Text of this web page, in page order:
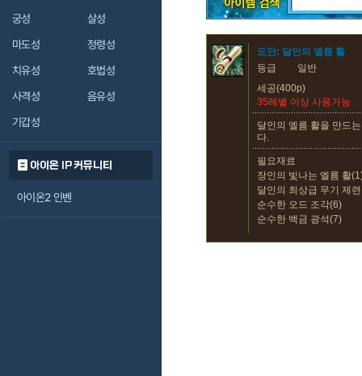
궁성
살성
마도성
정령성
치유성
호법성
사격성
음유성
기갑성
아이온 IP 커뮤니티
아이온2 인벤
도안: 달인의 엘름 활
등급
일반
세공(400p)
35레벨 이상 사용가능
달인의 엘름 활을 만드
다.
필요재료
장인의 빛나는 엘름 활
달인의 최상급 무기 제
순수한 오드 조각(6)
순수한 백금 광석(7)